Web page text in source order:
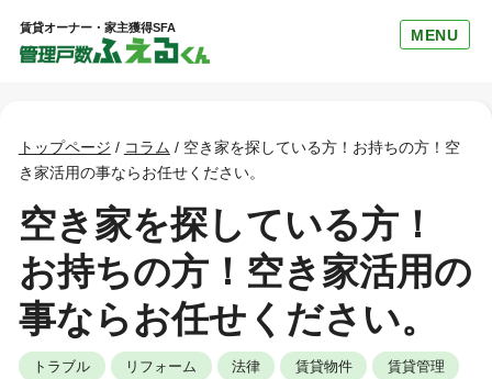
賃貸オーナー・家主獲得SFA MENU
トップページ / コラム / 空き家を探している方！お持ちの方！空
き家活用の事ならお任せください。
空き家を探している方！
お持ちの方！空き家活用の
事ならお任せください。
トラブル リフォーム 法律 賃貸物件 賃貸管理